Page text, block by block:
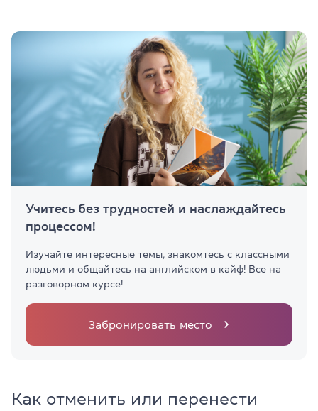
Учитесь без трудностей и наслаждайтесь
процессом!
Изучайте интересные темы, знакомтесь с классными
людьми и общайтесь на английском в кайф! Все на
разговорном курсе!
Забронировать место
Как отменить или перенести